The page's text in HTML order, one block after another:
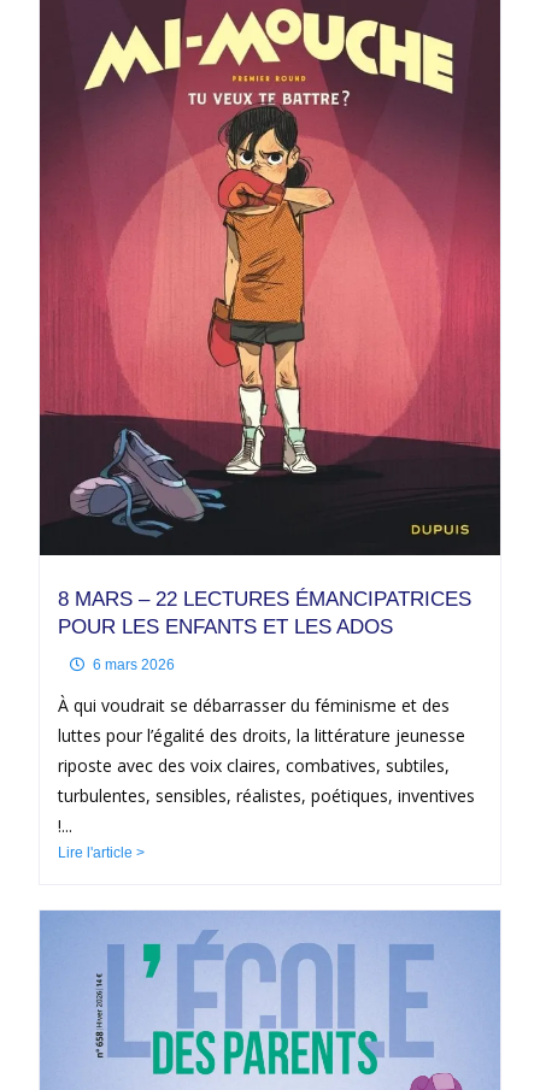
8 MARS – 22 LECTURES ÉMANCIPATRICES
POUR LES ENFANTS ET LES ADOS
6 mars 2026
À qui voudrait se débarrasser du féminisme et des
luttes pour l’égalité des droits, la littérature jeunesse
riposte avec des voix claires, combatives, subtiles,
turbulentes, sensibles, réalistes, poétiques, inventives
!...
Lire l'article >